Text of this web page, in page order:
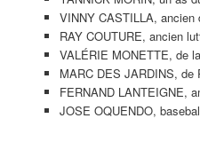
VINNY CASTILLA,
RAY COUTURE, ancien
VALÉRIE MONETTE, de
MARC DES JARDINS, de
FERNAND LANTEIGNE,
JOSE OQUENDO,